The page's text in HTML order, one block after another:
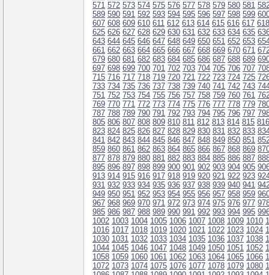
571 572 573 574 575 576 577 578 579 580 581
589 590 591 592 593 594 595 596 597 598 599
607 608 609 610 611 612 613 614 615 616 617 618
625 626 627 628 629 630 631 632 633 634 635
643 644 645 646 647 648 649 650 651 652 653
661 662 663 664 665 666 667 668 669 670 671
679 680 681 682 683 684 685 686 687 688 689
697 698 699 700 701 702 703 704 705 706 707
715 716 717 718 719 720 721 722 723 724 725
733 734 735 736 737 738 739 740 741 742 743
751 752 753 754 755 756 757 758 759 760 761
769 770 771 772 773 774 775 776 777 778 779
787 788 789 790 791 792 793 794 795 796 797
805 806 807 808 809 810 811 812 813 814 815 816
823 824 825 826 827 828 829 830 831 832 833
841 842 843 844 845 846 847 848 849 850 851
859 860 861 862 863 864 865 866 867 868 869
877 878 879 880 881 882 883 884 885 886 887
895 896 897 898 899 900 901 902 903 904 905
913 914 915 916 917 918 919 920 921 922 923
931 932 933 934 935 936 937 938 939 940 941
949 950 951 952 953 954 955 956 957 958 959
967 968 969 970 971 972 973 974 975 976 977
985 986 987 988 989 990 991 992 993 994 995
1002 1003 1004 1005 1006 1007 1008 1009 1010
1016 1017 1018 1019 1020 1021 1022 1023 1024
1030 1031 1032 1033 1034 1035 1036 1037 1038
1044 1045 1046 1047 1048 1049 1050 1051 1052
1058 1059 1060 1061 1062 1063 1064 1065 1066
1072 1073 1074 1075 1076 1077 1078 1079 1080